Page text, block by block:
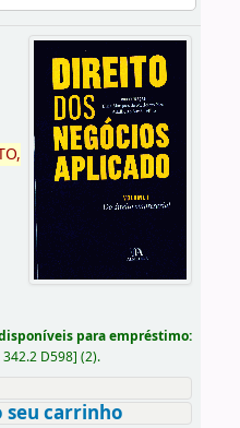
para empréstimo:
342.2 D598] (2).
seu carrinho